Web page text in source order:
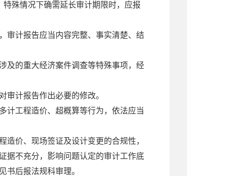
殊情况下确需延长审计期限时，应报
审计报告应当内容完整、事实清楚、结
及的重大经济案件调查等特殊事项，经
审计报告作出必要的修改。
计工程造价、超概算等行为，依法应当
价、现场签证及设计变更的合规性，
据不充分，影响问题认定的审计工作底
书后报法规科审理。